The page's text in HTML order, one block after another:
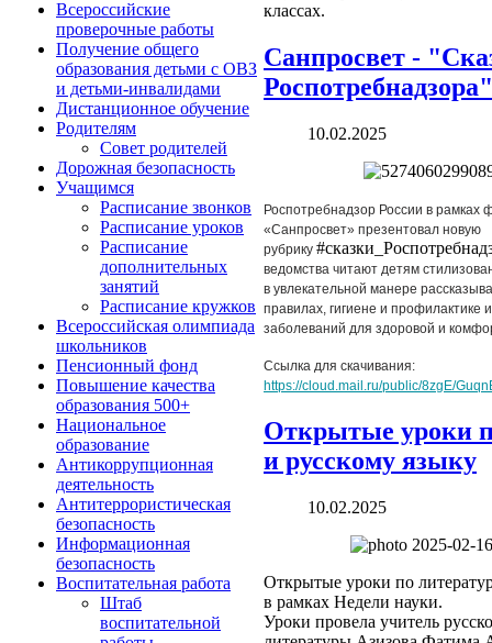
Всероссийские
проверочные работы
Получение общего
образования детьми с ОВЗ
и детьми-инвалидами
Дистанционное обучение
Родителям
Совет родителей
Дорожная безопасность
Учащимся
Расписание звонков
Расписание уроков
Расписание
дополнительных
занятий
Расписание кружков
Всероссийская олимпиада
школьников
Пенсионный фонд
Повышение качества
образования 500+
Национальное
образование
Антикоррупционная
деятельность
Антитеррористическая
безопасность
Информационная
безопасность
Воспитательная работа
Штаб
воспитательной
классах.
Санпросвет -
Роспотребнадзора"
10.02.2025
Роспотребнадзор России в рамках
«Санпросвет» презентовал новую
рубрику
ведомства читают детям
в увлекательной манере
правилах, гигиене и профилактике
заболеваний для здоровой и
Ссылка для скачивания:
https://cloud.mail.ru/public/8zgE/
Открытые уроки
и русскому языку
10.02.2025
Открытые уроки по
в рамках Недели науки.
Уроки провела учитель